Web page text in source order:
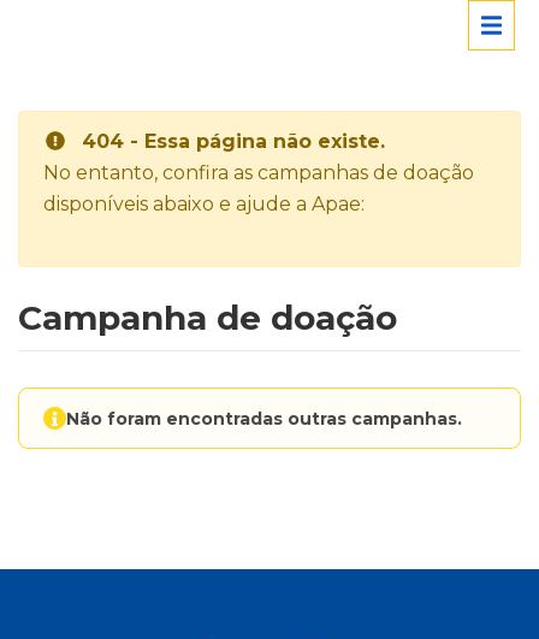
404 - Essa página não existe.
No entanto, confira as campanhas de doação
disponíveis abaixo e ajude a Apae:
Campanha de doação
Não foram encontradas outras campanhas.